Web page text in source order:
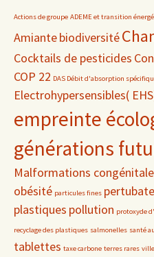
Actions de groupe ADEME et transition
Amiantebiodiversité
Cocktails de pesticides
COP 22 DAS Débit d'absorption
Electrohypersensibles(
empreinte
générations
Malformations
obésité particules fines
plastiques pollution protoxyde
recyclage des plastiques salmonelles santé
tablettes taxe carbone terres rares